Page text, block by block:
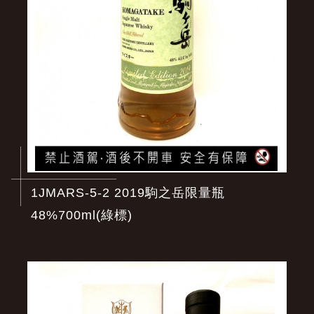
1JMARS-5-2 2019駒之岳限量瓶
48%700ml(綠標)